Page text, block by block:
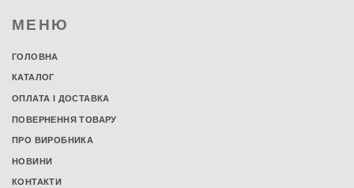
МЕНЮ
ГОЛОВНА
КАТАЛОГ
ОПЛАТА І ДОСТАВКА
ПОВЕРНЕННЯ ТОВАРУ
ПРО ВИРОБНИКА
НОВИНИ
КОНТАКТИ